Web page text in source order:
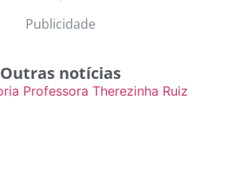
Publicidade
Outras notícias